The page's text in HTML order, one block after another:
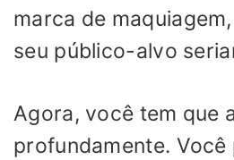
marca de
seu público-alvo
Agora, você tem que
profundamente. Você